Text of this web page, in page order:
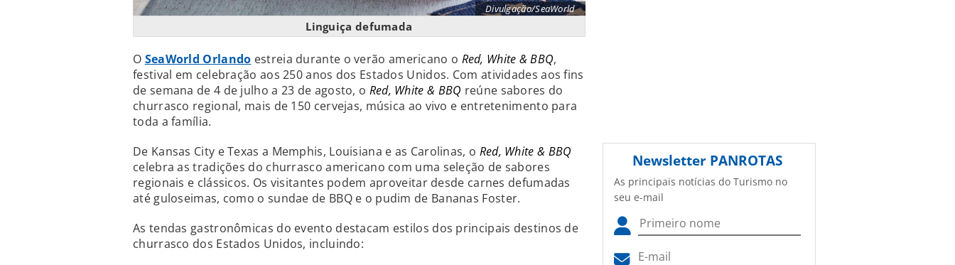
Divulgação/SeaWorld
Linguiça defumada
O SeaWorld Orlando estreia durante o verão americano o Red, White & BBQ,
festival em celebração aos 250 anos dos Estados Unidos. Com atividades aos fins
de semana de 4 de julho a 23 de agosto, o Red, White & BBQ reúne sabores do
churrasco regional, mais de 150 cervejas, música ao vivo e entretenimento para
toda a família.
De Kansas City e Texas a Memphis, Louisiana e as Carolinas, o Red, White & BBQ
celebra as tradições do churrasco americano com uma seleção de sabores
regionais e clássicos. Os visitantes podem aproveitar desde carnes defumadas
até guloseimas, como o sundae de BBQ e o pudim de Bananas Foster.
As tendas gastronômicas do evento destacam estilos dos principais destinos de
churrasco dos Estados Unidos, incluindo:
Newsletter PANROTAS
As principais notícias do Turismo no
seu e-mail